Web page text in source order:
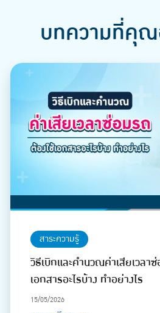
บทความที่คุณ
สาระความรู้
วิธีเบิกและคำนวณค่าเสียเวลา
เอกสารอะไรบ้าง ทำอย่างไร
15/05/2026